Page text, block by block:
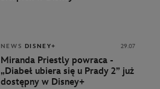
NEWS DISNEY+ 29.07
Miranda Priestly powraca -
„Diabeł ubiera się u Prady 2” już
dostępny w Disney+